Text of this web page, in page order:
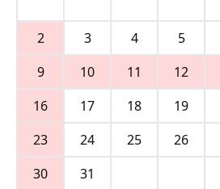
2
3 4 5
9
10 11 12
16
17 18 19
23
24 25 26
30
31